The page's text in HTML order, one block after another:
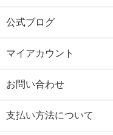
公式ブログ
マイアカウント
お問い合わせ
支払い方法について